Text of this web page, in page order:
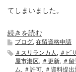
てしまいました。
続きを読む
ブログ, 在留資格申請
＃スリランカ人 , ＃ビ
屋市港区, ＃更新, ＃
ム, ＃許可, ＃資料提